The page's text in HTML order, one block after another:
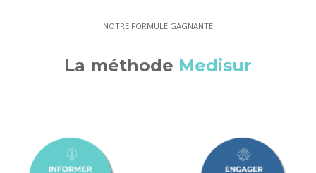
NOTRE FORMULE GAGNANTE
La méthode Medisur